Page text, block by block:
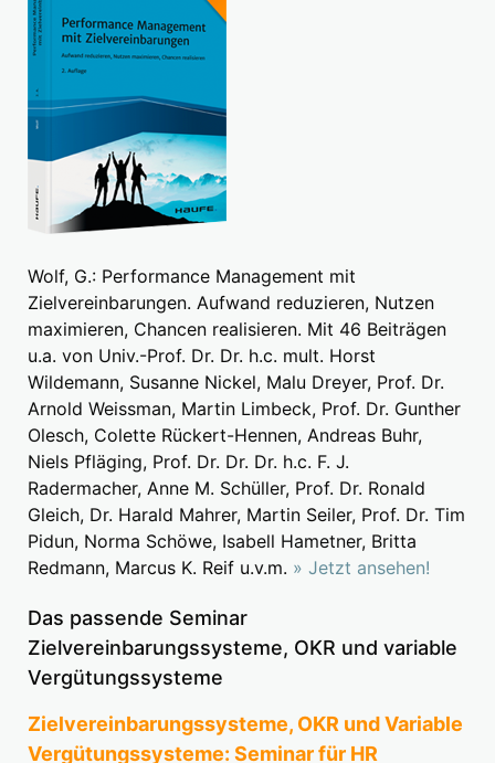
Wolf, G.: Performance Management mit
Zielvereinbarungen. Aufwand reduzieren, Nutzen
maximieren, Chancen realisieren. Mit 46 Beiträgen
u.a. von Univ.-Prof. Dr. Dr. h.c. mult. Horst
Wildemann, Susanne Nickel, Malu Dreyer, Prof. Dr.
Arnold Weissman, Martin Limbeck, Prof. Dr. Gunther
Olesch, Colette Rückert-Hennen, Andreas Buhr,
Niels Pfläging, Prof. Dr. Dr. Dr. h.c. F. J.
Radermacher, Anne M. Schüller, Prof. Dr. Ronald
Gleich, Dr. Harald Mahrer, Martin Seiler, Prof. Dr. Tim
Pidun, Norma Schöwe, Isabell Hametner, Britta
Redmann, Marcus K. Reif u.v.m. » Jetzt ansehen!
Das passende Seminar
Zielvereinbarungssysteme, OKR und variable
Vergütungssysteme
Zielvereinbarungssysteme, OKR und Variable
Vergütungssysteme: Seminar für HR